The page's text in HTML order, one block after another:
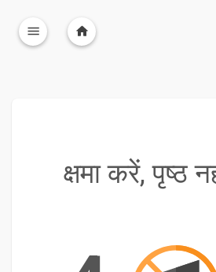
क्षमा करें, पृष्ठ